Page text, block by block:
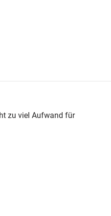
zu viel Aufwand für